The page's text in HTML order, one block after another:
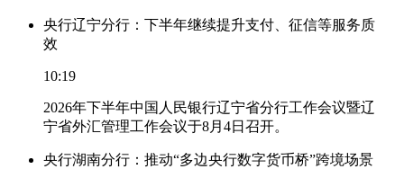
央行辽宁分行：下半年继续提升支付、征信等服务质
效
10:19
2026年下半年中国人民银行辽宁省分行工作会议暨辽
宁省外汇管理工作会议于8月4日召开。
央行湖南分行：推动“多边央行数字货币桥”跨境场景